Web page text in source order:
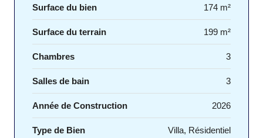
Surface du bien 174 m²
Surface du terrain 199 m²
Chambres 3
Salles de bain 3
Année de Construction 2026
Type de Bien Villa, Résidentiel